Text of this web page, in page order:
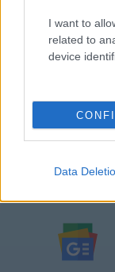
I want to
related to
device
Data
Πολύ
αποτελέσματα
ή θα πέρνατε
άνθρωπο για να